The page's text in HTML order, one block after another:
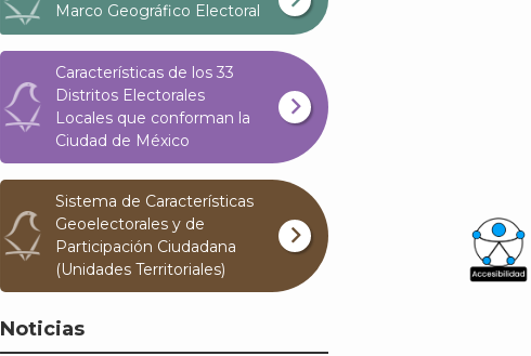
Marco Geográfico Electoral
Características de los 33
Distritos Electorales
Locales que conforman la
Ciudad de México
Sistema de Características
Geoelectorales y de
Participación Ciudadana
(Unidades Territoriales)
Noticias